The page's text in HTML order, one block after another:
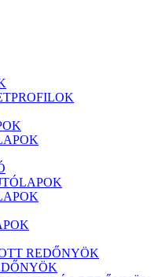
REDŐNYÖK